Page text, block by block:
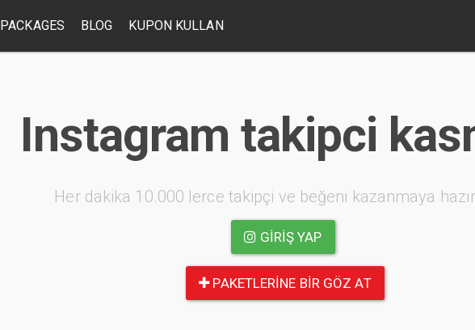
PACKAGES BLOG KUPON KULLAN
Instagram takipci
Her dakika 10.000 lerce takipçi ve beğeni kazanmaya
GIRIŞ YAP
PAKETLERINE BIR GÖZ AT